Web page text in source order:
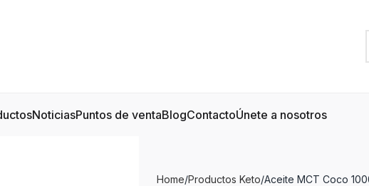
NoticiasPuntos de ventaBlogContactoÚnete a nosotros
Home Productos Keto Aceite MCT Coco